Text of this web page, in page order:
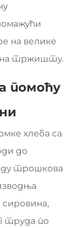
на велике
на тржишту.
помоћу
хлеба са
до
трошкова
труда по